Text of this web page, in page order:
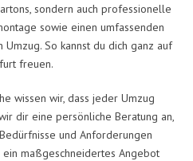
sondern auch professionelle
sowie einen umfassenden
So kannst du dich ganz auf
freuen.
wissen wir, dass jeder Umzug
dir eine persönliche Beratung an,
und Anforderungen
maßgeschneidertes Angebot